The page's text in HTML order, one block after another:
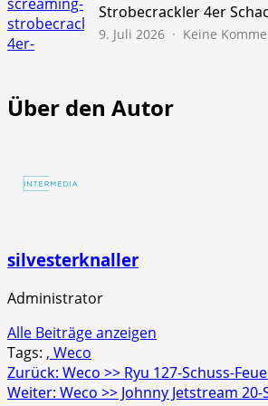
Strobecrackler 4er
9. Juli 2026 Keine
Über den Autor
silvesterknaller
Administrator
Alle Beiträge anzeigen
Tags: , Weco
Beitragsnavigation
Zurück: Weco >> Ryu 127-Schuss-
Weiter: Weco >> Johnny Jetstream